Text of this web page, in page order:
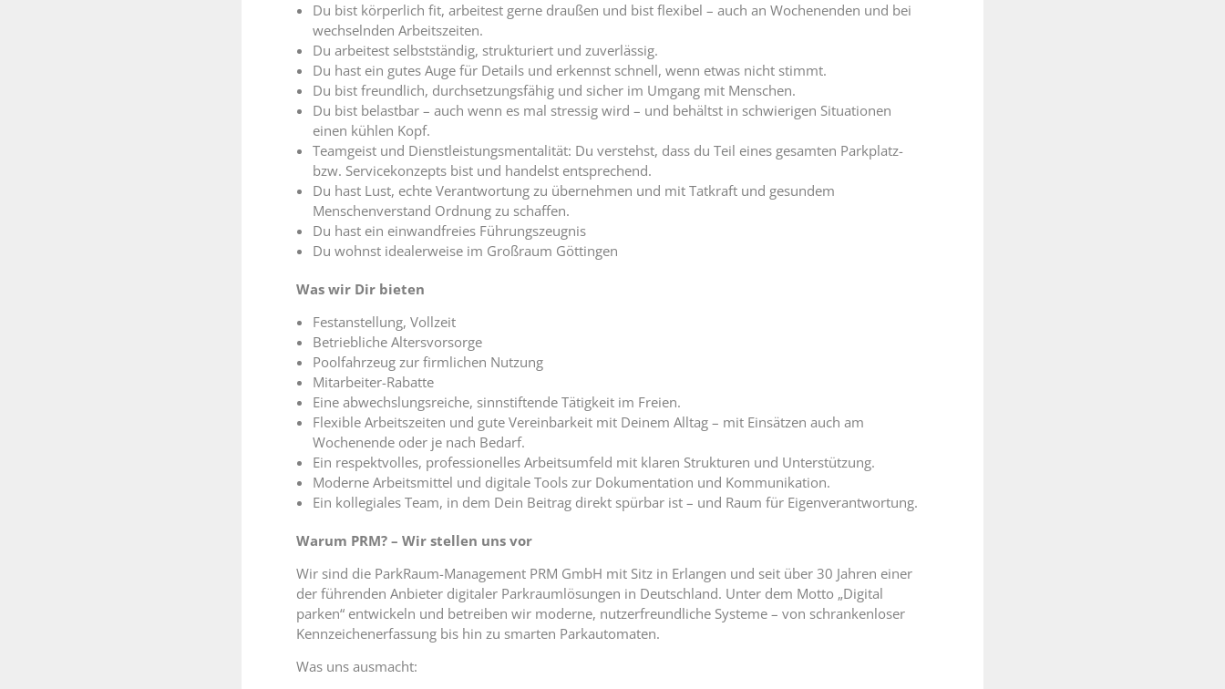
Du bist körperlich fit, arbeitest gerne draußen und bist flexibel – auch an Wochenenden und bei
wechselnden Arbeitszeiten.
Du arbeitest selbstständig, strukturiert und zuverlässig.
Du hast ein gutes Auge für Details und erkennst schnell, wenn etwas nicht stimmt.
Du bist freundlich, durchsetzungsfähig und sicher im Umgang mit Menschen.
Du bist belastbar – auch wenn es mal stressig wird – und behältst in schwierigen Situationen
einen kühlen Kopf.
Teamgeist und Dienstleistungsmentalität: Du verstehst, dass du Teil eines gesamten Parkplatz-
bzw. Servicekonzepts bist und handelst entsprechend.
Du hast Lust, echte Verantwortung zu übernehmen und mit Tatkraft und gesundem
Menschenverstand Ordnung zu schaffen.
Du hast ein einwandfreies Führungszeugnis
Du wohnst idealerweise im Großraum Göttingen
Was wir Dir bieten
Festanstellung, Vollzeit
Betriebliche Altersvorsorge
Poolfahrzeug zur firmlichen Nutzung
Mitarbeiter-Rabatte
Eine abwechslungsreiche, sinnstiftende Tätigkeit im Freien.
Flexible Arbeitszeiten und gute Vereinbarkeit mit Deinem Alltag – mit Einsätzen auch am
Wochenende oder je nach Bedarf.
Ein respektvolles, professionelles Arbeitsumfeld mit klaren Strukturen und Unterstützung.
Moderne Arbeitsmittel und digitale Tools zur Dokumentation und Kommunikation.
Ein kollegiales Team, in dem Dein Beitrag direkt spürbar ist – und Raum für Eigenverantwortung.
Warum PRM? – Wir stellen uns vor
Wir sind die ParkRaum-Management PRM GmbH mit Sitz in Erlangen und seit über 30 Jahren einer
der führenden Anbieter digitaler Parkraumlösungen in Deutschland. Unter dem Motto „Digital
parken“ entwickeln und betreiben wir moderne, nutzerfreundliche Systeme – von schrankenloser
Kennzeichenerfassung bis hin zu smarten Parkautomaten.
Was uns ausmacht: